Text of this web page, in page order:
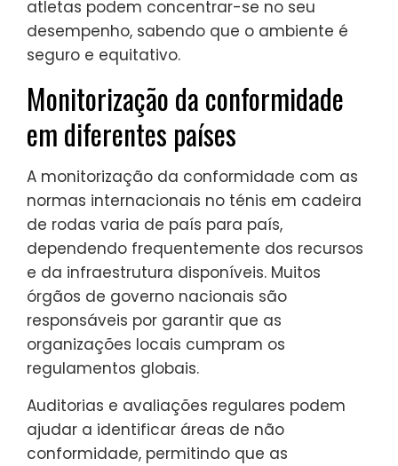
atletas podem concentrar-se no seu
desempenho, sabendo que o ambiente é
seguro e equitativo.
Monitorização da conformidade
em diferentes países
A monitorização da conformidade com as
normas internacionais no ténis em cadeira
de rodas varia de país para país,
dependendo frequentemente dos recursos
e da infraestrutura disponíveis. Muitos
órgãos de governo nacionais são
responsáveis por garantir que as
organizações locais cumpram os
regulamentos globais.
Auditorias e avaliações regulares podem
ajudar a identificar áreas de não
conformidade, permitindo que as